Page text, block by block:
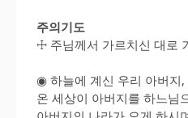
주의기도
☩ 주님께서 가르치신 대로
◉ 하늘에 계신 우리 아버지,
온 세상이 아버지를 하느님